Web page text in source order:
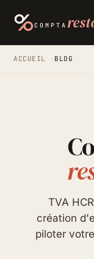
COMPTA
ACCUEIL › BLOG
TVA
création
piloter